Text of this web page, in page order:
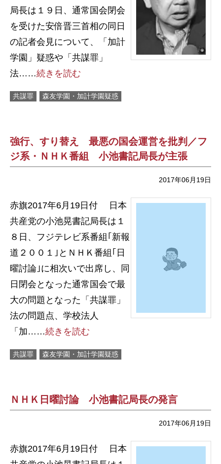
局長は１９日、通常国会閉会
を受けた安倍晋三首相の同日
の記者会見について、「加計
学園」疑惑や「共謀罪」
法……続きを読む
共謀罪 森友学園・加計学園疑惑
強行、すり替え 最悪の国会運営を批判／フ
ジ系・ＮＨＫ番組 小池書記局長が主張
2017年06月19日
赤旗2017年6月19日付 日本
共産党の小池晃書記局長は１
８日、フジテレビ系番組｢新報
道２００１｣とＮＨＫ番組｢日
曜討論｣に相次いで出席し、同
日閉会となった通常国会で最
大の問題となった「共謀罪」
法の問題点、学校法人
「加……続きを読む
共謀罪 森友学園・加計学園疑惑
ＮＨＫ日曜討論 小池書記局長の発言
2017年06月19日
赤旗2017年6月19日付 日本